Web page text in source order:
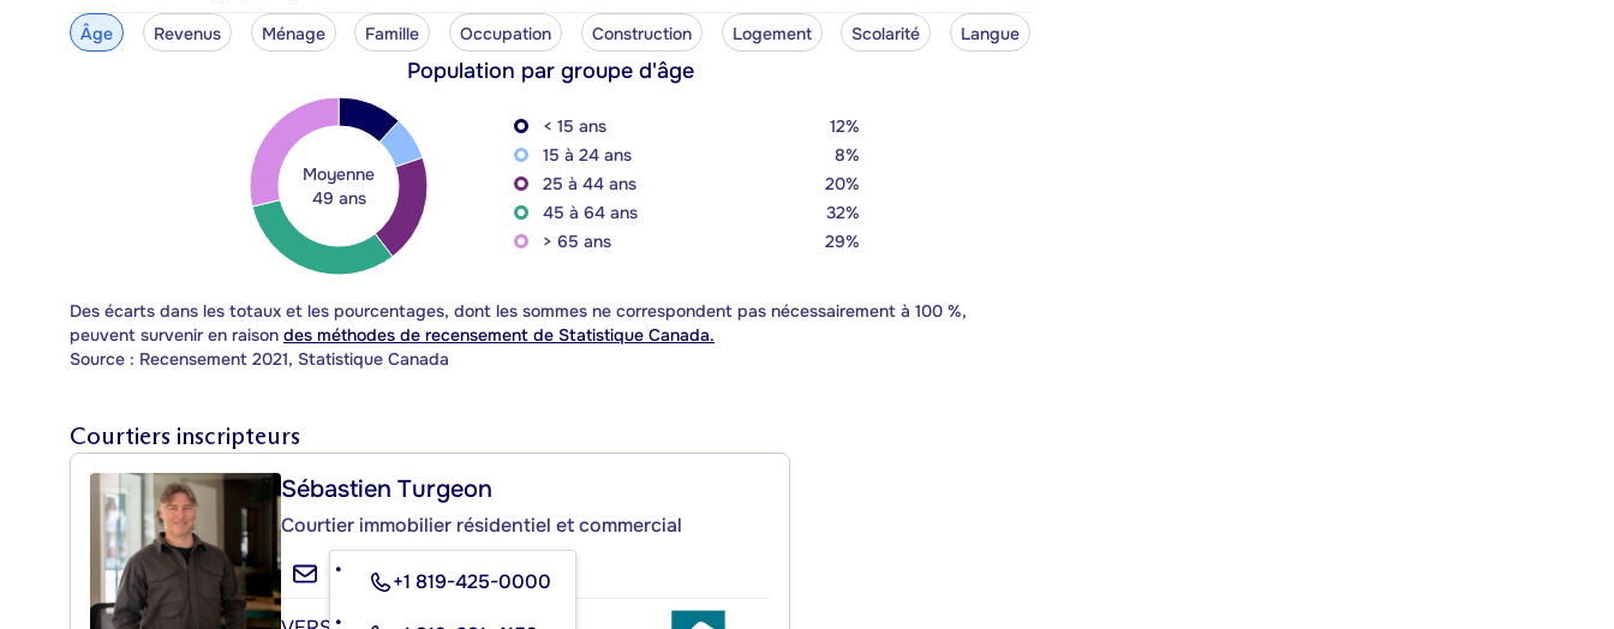
Âge Revenus Ménage Famille Occupation Construction Logement Scolarité Langue
Population par groupe d'âge
Moyenne
49 ans
< 15 ans
12%
15 à 24 ans
8%
25 à 44 ans
20%
45 à 64 ans
32%
> 65 ans
29%
Des écarts dans les totaux et les pourcentages, dont les sommes ne correspondent pas nécessairement à 100 %,
peuvent survenir en raison des méthodes de recensement de Statistique Canada.
Source : Recensement 2021, Statistique Canada
Courtiers inscripteurs
Sébastien Turgeon
Courtier immobilier résidentiel et commercial
+1 819-425-0000